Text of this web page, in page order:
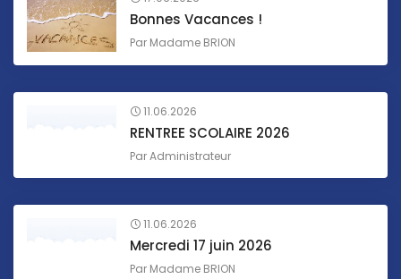
Bonnes Vacances !
Par Madame BRION
11.06.2026
RENTREE SCOLAIRE 2026
ParAdministrateur
11.06.2026
Mercredi 17 juin 2026
Par Madame BRION